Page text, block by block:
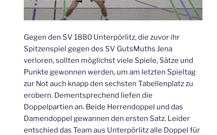
Gegen den SV 1880 Unterpörlitz, die zuvor ihr
Spitzenspiel gegen des SV GutsMuths Jena
verloren, sollten möglichst viele Spiele, Sätze und
Punkte gewonnen werden, um am letzten Spieltag
zur Not auch knapp den sechsten Tabellenplatz zu
erobern. Dementsprechend liefen die
Doppelpartien an. Beide Herrendoppel und das
Damendoppel gewannen den ersten Satz. Leider
entschied das Team aus Unterpörlitz alle Doppel für